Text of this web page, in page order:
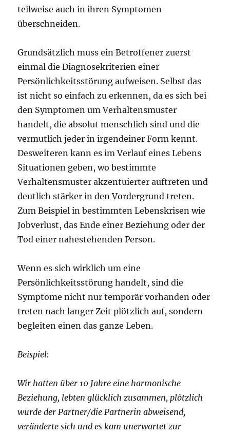
teilweise auch in ihren Symptomen
überschneiden.
Grundsätzlich muss ein Betroffener zuerst
einmal die Diagnosekriterien einer
Persönlichkeitsstörung aufweisen. Selbst das
ist nicht so einfach zu erkennen, da es sich bei
den Symptomen um Verhaltensmuster
handelt, die absolut menschlich sind und die
vermutlich jeder in irgendeiner Form kennt.
Desweiteren kann es im Verlauf eines Lebens
Situationen geben, wo bestimmte
Verhaltensmuster akzentuierter auftreten und
deutlich stärker in den Vordergrund treten.
Zum Beispiel in bestimmten Lebenskrisen wie
Jobverlust, das Ende einer Beziehung oder der
Tod einer nahestehenden Person.
Wenn es sich wirklich um eine
Persönlichkeitsstörung handelt, sind die
Symptome nicht nur temporär vorhanden oder
treten nach langer Zeit plötzlich auf, sondern
begleiten einen das ganze Leben.
Beispiel:
Wir hatten über 10 Jahre eine harmonische
Beziehung, lebten glücklich zusammen, plötzlich
wurde der Partner/die Partnerin abweisend,
veränderte sich und es kam unerwartet zur